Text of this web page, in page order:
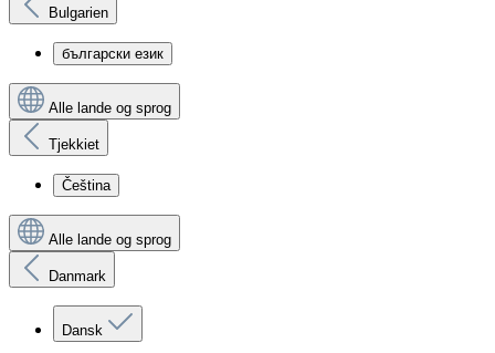
Bulgarien
български език
Alle lande og sprog
Tjekkiet
Čeština
Alle lande og sprog
Danmark
Dansk